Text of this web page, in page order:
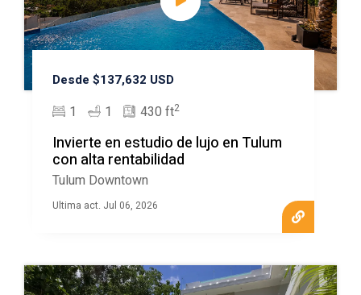
Desde $137,632 USD
1 1 430 ft2
Invierte en estudio de lujo en Tulum
con alta rentabilidad
Tulum Downtown
Ultima act. Jul 06, 2026